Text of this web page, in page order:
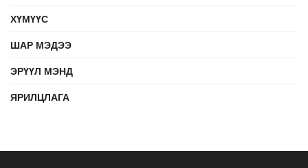
ХҮМҮҮС
ШАР МЭДЭЭ
ЭРҮҮЛ МЭНД
ЯРИЛЦЛАГА